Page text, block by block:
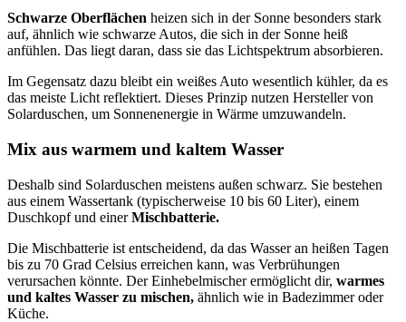
Schwarze Oberflächen heizen sich in der Sonne besonders stark
auf, ähnlich wie schwarze Autos, die sich in der Sonne heiß
anfühlen. Das liegt daran, dass sie das Lichtspektrum absorbieren.
Im Gegensatz dazu bleibt ein weißes Auto wesentlich kühler, da es
das meiste Licht reflektiert. Dieses Prinzip nutzen Hersteller von
Solarduschen, um Sonnenenergie in Wärme umzuwandeln.
Mix aus warmem und kaltem Wasser
Deshalb sind Solarduschen meistens außen schwarz. Sie bestehen
aus einem Wassertank (typischerweise 10 bis 60 Liter), einem
Duschkopf und einerMischbatterie.
Die Mischbatterie ist entscheidend, da das Wasser an heißen Tagen
bis zu 70 Grad Celsius erreichen kann, was Verbrühungen
verursachen könnte. Der Einhebelmischer ermöglicht dir, warmes
und kaltes Wasser zu mischen, ähnlich wie in Badezimmer oder
Küche.